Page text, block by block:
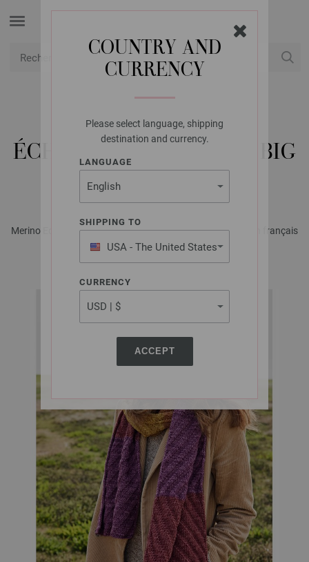
COUNTRY AND
CURRENCY
Please select language, shipping
destination and currency.
LANGUAGE
SHIPPING TO
USA - The United States
of America
CURRENCY
ACCEPT
LANA GROSSA
ÉCHARPE COOL WOOL BIG
VINTAGE
Merino Edition No. 3 - Magazine allemand + explications en français
| Modèle 11